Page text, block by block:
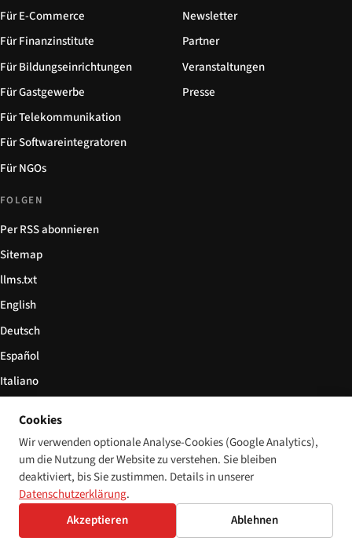
Für E-Commerce
Für Finanzinstitute
Für Bildungseinrichtungen
Für Gastgewerbe
Für Telekommunikation
Für Softwareintegratoren
Für NGOs
Newsletter
Partner
Veranstaltungen
Presse
FOLGEN
Per RSS abonnieren
Sitemap
llms.txt
English
Deutsch
Español
Italiano
© 2026 Disability World. Alle Rechte vorbehalten. Cookie-Einstellungen
EnglishDeutschEspañol 简体中文Polski
Cookies
Wir verwenden optionale Analyse-Cookies (Google Analytics),
um die Nutzung der Website zu verstehen. Sie bleiben
deaktiviert, bis Sie zustimmen. Details in unserer
Datenschutzerklärung.
Akzeptieren
Ablehnen